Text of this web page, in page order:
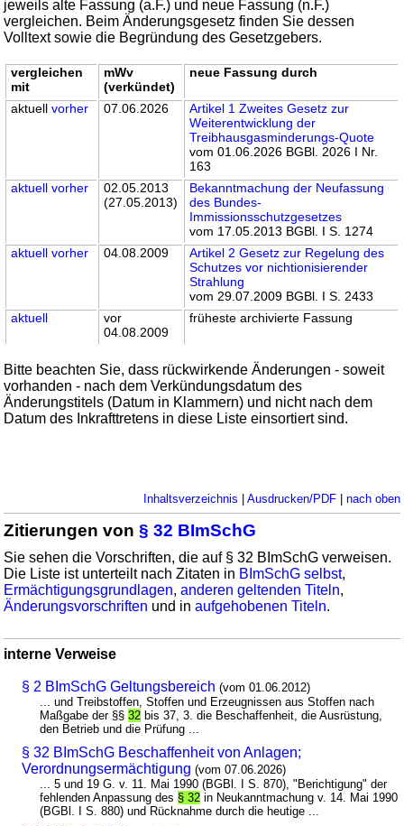
jeweils alte Fassung (a.F.) und neue Fassung (n.F.)
vergleichen. Beim Änderungsgesetz finden Sie dessen
Volltext sowie die Begründung des Gesetzgebers.
vergleichen
mit
mWv
(verkündet)
neue Fassung durch
aktuellvorher 07.06.2026
Artikel 1 Zweites Gesetz zur
Weiterentwicklung der
Treibhausgasminderungs-Quote
vom 01.06.2026 BGBl. 2026 I Nr.
163
aktuell vorher
02.05.2013
(27.05.2013)
Bekanntmachung der Neufassung
des Bundes-
Immissionsschutzgesetzes
vom 17.05.2013 BGBl. I S. 1274
aktuell vorher 04.08.2009
Artikel 2 Gesetz zur Regelung des
Schutzes vor nichtionisierender
Strahlung
vom 29.07.2009 BGBl. I S. 2433
aktuell
vor
04.08.2009
früheste archivierte Fassung
Bitte beachten Sie, dass rückwirkende Änderungen - soweit
vorhanden - nach dem Verkündungsdatum des
Änderungstitels (Datum in Klammern) und nicht nach dem
Datum des Inkrafttretens in diese Liste einsortiert sind.
Inhaltsverzeichnis Ausdrucken/PDF| nach oben
Zitierungen von§ 32 BImSchG
Sie sehen die Vorschriften, die auf § 32 BImSchG verweisen.
Die Liste ist unterteilt nach Zitaten in BImSchG selbst,
Ermächtigungsgrundlagen,anderen geltenden Titeln,
Änderungsvorschriften und inaufgehobenen Titeln.
interne Verweise
§ 2 BImSchG Geltungsbereich (vom 01.06.2012)
... und Treibstoffen, Stoffen und Erzeugnissen aus Stoffen nach
Maßgabe der §§32 bis 37, 3. die Beschaffenheit, die Ausrüstung,
den Betrieb und die Prüfung ...
§ 32 BImSchG Beschaffenheit von Anlagen;
Verordnungsermächtigung (vom 07.06.2026)
... 5 und 19 G. v. 11. Mai 1990 (BGBl. I S. 870), "Berichtigung" der
fehlenden Anpassung des § 32 in Neukanntmachung v. 14. Mai 1990
(BGBl. I S. 880) und Rücknahme durch die heutige ...